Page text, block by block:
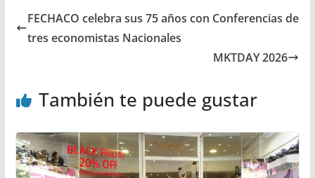
FECHACO celebra sus 75 años con Conferencias de
tres economistas Nacionales
MKTDAY 2026
También te puede gustar